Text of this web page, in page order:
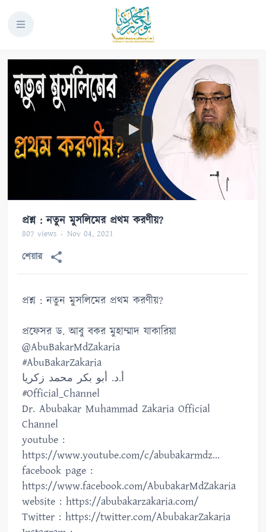
প্রশ্ন : নতুন মুসলিমের প্রথম করণীয়?
807 views Nov 04, 2021
শেয়ার
প্রশ্ন : নতুন মুসলিমের প্রথম করণীয়?
প্রফেসর ড. আবু বকর মুহাম্মাদ যাকারিয়া
@AbuBakarMdZakaria
#AbuBakarZakaria
أ.د. أبو بكر محمد زكريا
#Official_Channel
Dr. Abubakar Muhammad Zakaria Official
Channel
youtube :
https://www.youtube.com/c/abubakarmdz...
facebook page :
https://www.facebook.com/AbubakarMdZakaria
website : https://abubakarzakaria.com/
Twitter : https://twitter.com/AbubakarZakaria